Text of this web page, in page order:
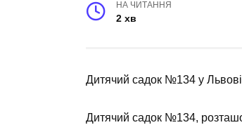
НА ЧИТАННЯ
2 хв
Дитячий садок №134 у
Дитячий садок №134,